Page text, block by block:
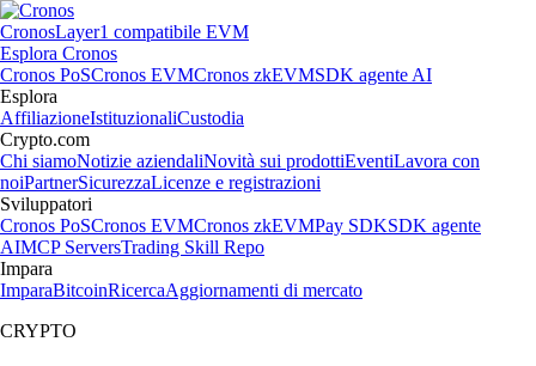
CronosLayer1 compatibile EVM
Esplora Cronos
Cronos PoSCronos EVMCronos zkEVMSDK agente AI
Esplora
AffiliazioneIstituzionaliCustodia
Crypto.com
Chi siamoNotizie aziendaliNovità sui prodottiEventiLavora con
noiPartnerSicurezzaLicenze e registrazioni
Sviluppatori
Cronos PoSCronos EVMCronos zkEVMPay SDKSDK agente
AIMCP ServersTrading Skill Repo
Impara
ImparaBitcoinRicercaAggiornamenti di mercato
CRYPTO